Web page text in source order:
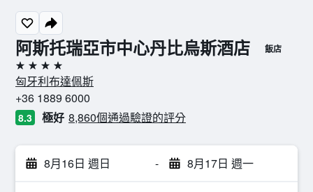
阿斯托瑞亞市中心丹比烏斯酒店 飯店
4星級
匈牙利布達佩斯
+36 1889 6000
8.3 極好 8,860個通過驗證的評分
8月16日 週日 - 8月17日 週一